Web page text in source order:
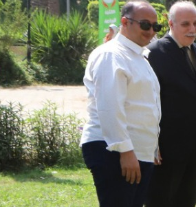
البريد الإلكترونى